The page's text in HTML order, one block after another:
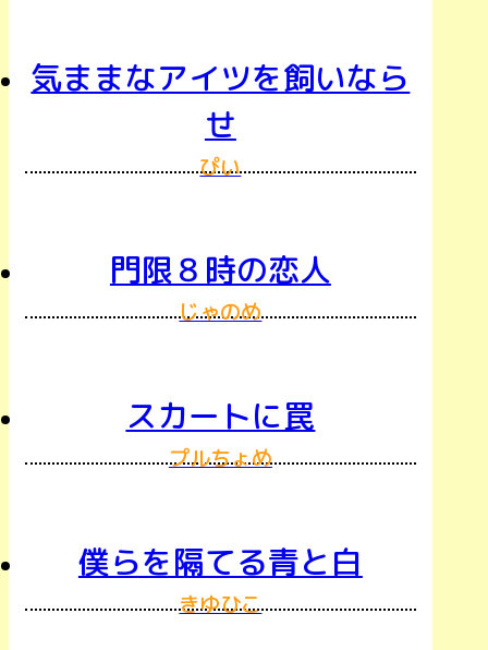
気ままなアイツを飼いなら
せ
ぴい
門限８時の恋人
じゃのめ
スカートに罠
プルちょめ
僕らを隔てる青と白
きゆひこ